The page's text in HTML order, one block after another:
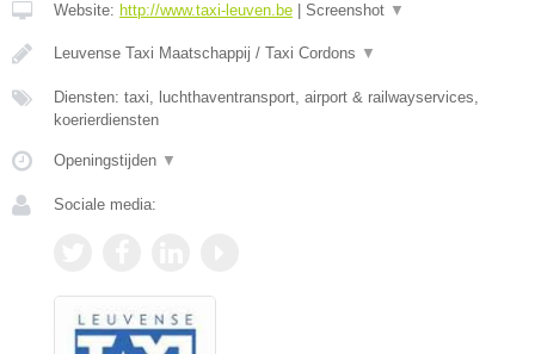
Website: http://www.taxi-leuven.be Screenshot ▼
Leuvense Taxi Maatschappij / Taxi Cordons ▼
Diensten: taxi, luchthaventransport, airport & railwayservices,
koerierdiensten
Openingstijden ▼
Sociale media: